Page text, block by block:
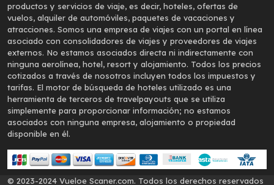
productos y servicios de viaje, es decir, hoteles, ofertas de
vuelos, alquiler de automóviles, paquetes de vacaciones y
atracciones. Somos una empresa de viajes con un portal en línea
asociado con consolidadores de viajes y proveedores de viajes
externos. No estamos asociados directa ni indirectamente con
ninguna aerolínea, hotel, resort y alojamiento. Todos los precios
cotizados a través de nosotros incluyen todos los impuestos y
tarifas. El motor de búsqueda de hoteles utilizado es una
herramienta de terceros de travelpayouts que se utiliza
simplemente para proporcionar información; no estamos
asociados con ninguna empresa, alojamiento o propiedad
disponible en él.
© 2023-2024 Vueloe Scaner.com. Todos los derechos reservados